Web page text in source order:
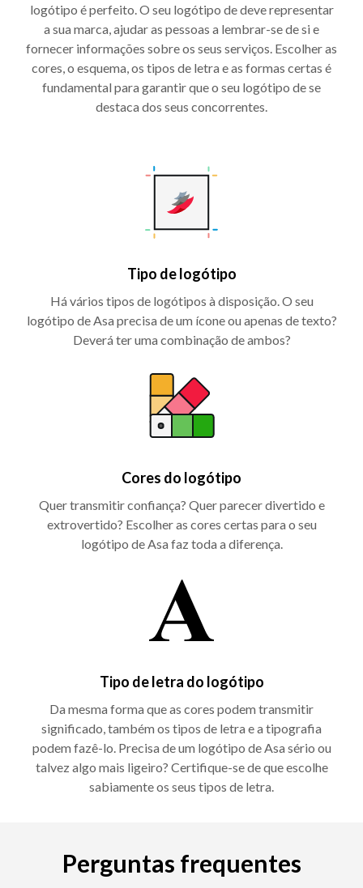
logótipo é perfeito. O seu logótipo de deve representar
a sua marca, ajudar as pessoas a lembrar-se de si e
fornecer informações sobre os seus serviços. Escolher as
cores, o esquema, os tipos de letra e as formas certas é
fundamental para garantir que o seu logótipo de se
destaca dos seus concorrentes.
Tipo de logótipo
Há vários tipos de logótipos à disposição. O seu
logótipo de Asa precisa de um ícone ou apenas de texto?
Deverá ter uma combinação de ambos?
Cores do logótipo
Quer transmitir confiança? Quer parecer divertido e
extrovertido? Escolher as cores certas para o seu
logótipo de Asa faz toda a diferença.
Tipo de letra do logótipo
Da mesma forma que as cores podem transmitir
significado, também os tipos de letra e a tipografia
podem fazê-lo. Precisa de um logótipo de Asa sério ou
talvez algo mais ligeiro? Certifique-se de que escolhe
sabiamente os seus tipos de letra.
Perguntas frequentes